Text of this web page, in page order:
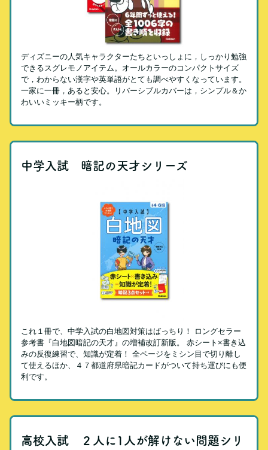
ディズニーの人気キャラクターたちといっしょに，しっかり勉強
できるスグレモノアイテム。オールカラーのコンパクトサイズ
で，わからない漢字や英単語がとても調べやすくなっています。
一家に一冊，あると安心。リバーシブルカバーは，シンプル＆か
わいいミッキー柄です。
中学入試 暗記の天才シリーズ
これ１冊で、中学入試の白地図対策はばっちり！ ロングセラー
参考書『白地図暗記の天才』の増補改訂新版。 赤シート×書き込
みの反復練習で、知識が定着！ 全ページをミシン目で切り離し
て使えるほか、４７都道府県暗記カードがついて持ち運びにも便
利です。
高校入試 ２人に1人が解けない問題シリ